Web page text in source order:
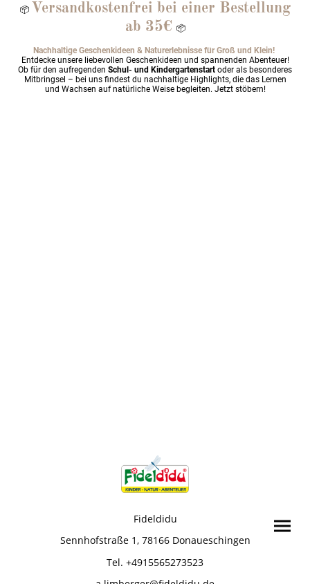
📦 Versandkostenfrei bei einer Bestellung
ab 35€ 📦
Nachhaltige Geschenkideen & Naturerlebnisse für Groß und Klein!
Entdecke unsere liebevollen Geschenkideen und spannenden Abenteuer!
Ob für den aufregenden Schul- und Kindergartenstart oder als besonderes
Mitbringsel – bei uns findest du nachhaltige Highlights, die das Lernen
und Wachsen auf natürliche Weise begleiten. Jetzt stöbern!
Fideldidu
Sennhofstraße 1, 78166 Donaueschingen
Tel. +4915565273523